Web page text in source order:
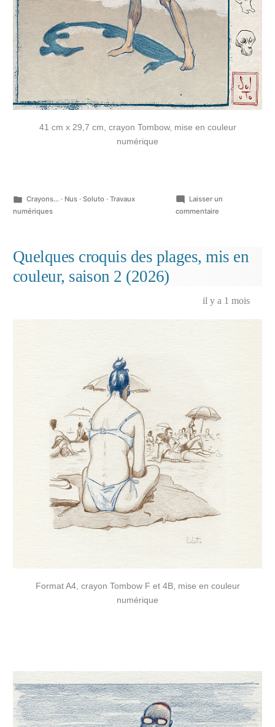
41 cm x 29,7 cm, crayon Tombow, mise en couleur
numérique
Publié
dans
Crayons... · Nus· Soluto· Travaux
numériques
Laisser un
commentaire
plages,
couleur,
2
Quelques croquis des plages, mis en
couleur, saison 2 (2026)
il y a 1 mois
Format A4, crayon Tombow F et 4B, mise en couleur
numérique